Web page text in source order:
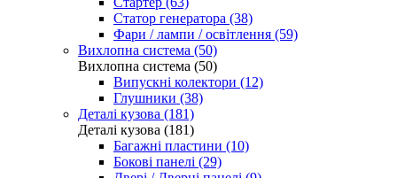
Статор генератора (38)
Фари / лампи / освітлення (59)
Вихлопна система (50)
Вихлопна система (50)
Випускні колектори (12)
Глушники (38)
Деталі кузова (181)
Деталі кузова (181)
Багажні пластини (10)
Бокові панелі (29)